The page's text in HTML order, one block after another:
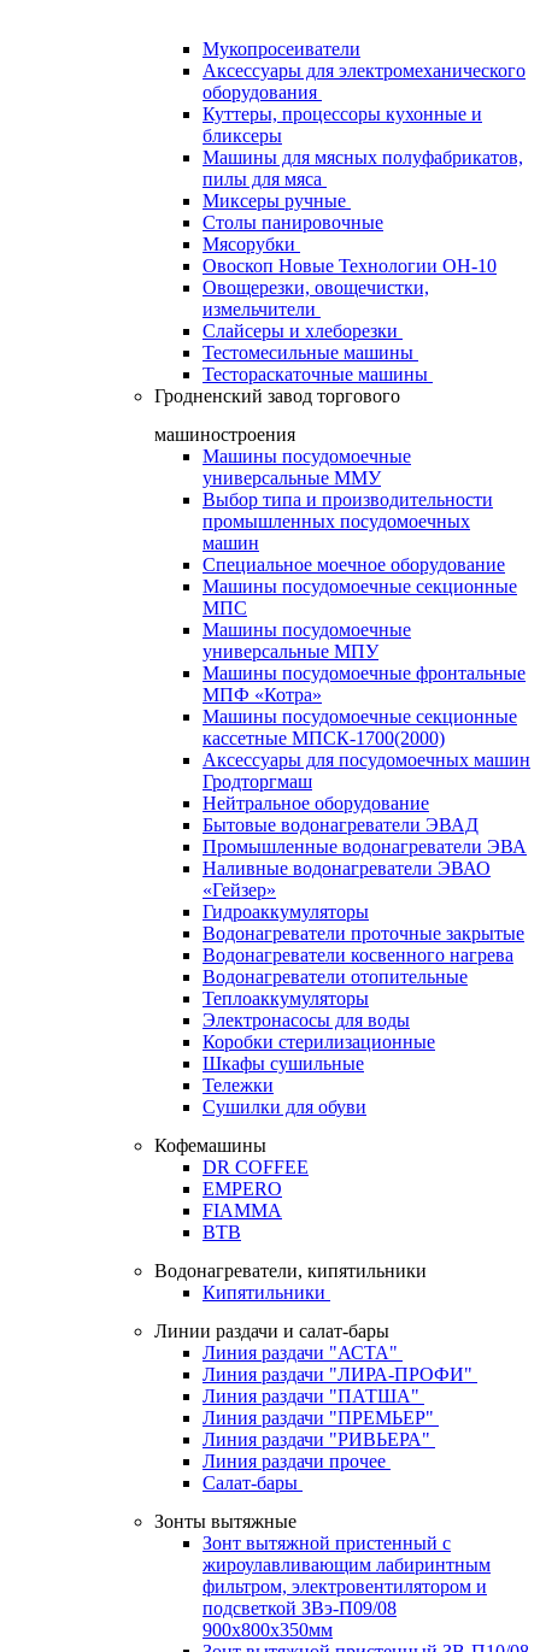
Мукопросеиватели
Аксессуары для электромеханического
оборудования
Куттеры, процессоры кухонные и
бликсеры
Машины для мясных полуфабрикатов,
пилы для мяса
Миксеры ручные
Столы панировочные
Мясорубки
Овоскоп Новые Технологии ОН-10
Овощерезки, овощечистки,
измельчители
Слайсеры и хлеборезки
Тестомесильные машины
Тестораскаточные машины
Гродненский завод торгового
машиностроения
Машины посудомоечные
универсальные ММУ
Выбор типа и производительности
промышленных посудомоечных
машин
Специальное моечное оборудование
Машины посудомоечные секционные
МПС
Машины посудомоечные
универсальные МПУ
Машины посудомоечные фронтальные
МПФ «Котра»
Машины посудомоечные секционные
кассетные МПСК-1700(2000)
Аксессуары для посудомоечных машин
Гродторгмаш
Нейтральное оборудование
Бытовые водонагреватели ЭВАД
Промышленные водонагреватели ЭВА
Наливные водонагреватели ЭВАО
«Гейзер»
Гидроаккумуляторы
Водонагреватели проточные закрытые
Водонагреватели косвенного нагрева
Водонагреватели отопительные
Теплоаккумуляторы
Электронасосы для воды
Коробки стерилизационные
Шкафы сушильные
Тележки
Сушилки для обуви
Кофемашины
DR COFFEE
EMPERO
FIAMMA
BTB
Водонагреватели, кипятильники
Кипятильники
Линии раздачи и салат-бары
Линия раздачи "АСТА"
Линия раздачи "ЛИРА-ПРОФИ"
Линия раздачи "ПАТША"
Линия раздачи "ПРЕМЬЕР"
Линия раздачи "РИВЬЕРА"
Линия раздачи прочее
Салат-бары
Зонты вытяжные
Зонт вытяжной пристенный с
жироулавливающим лабиринтным
фильтром, электровентилятором и
подсветкой ЗВэ-П09/08
900х800х350мм